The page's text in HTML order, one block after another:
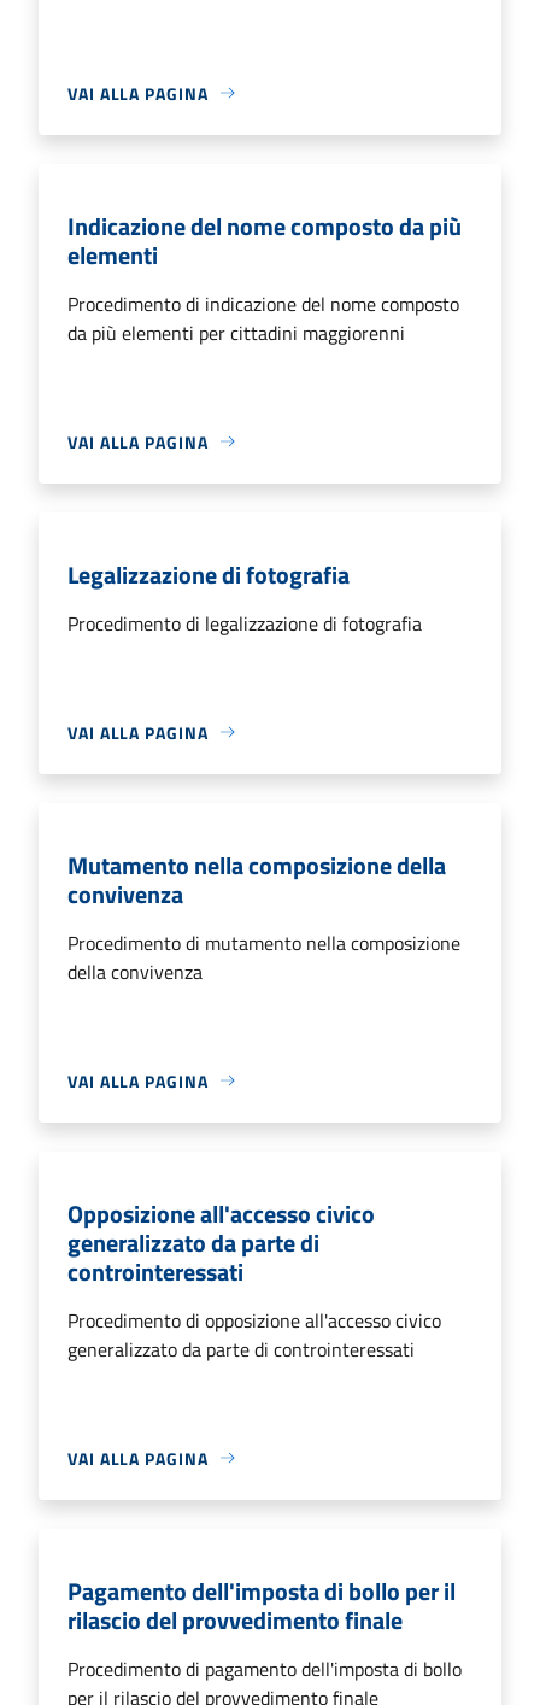
VAI ALLA PAGINA
Indicazione del nome composto da più
elementi
Procedimento di indicazione del nome composto
da più elementi per cittadini maggiorenni
VAI ALLA PAGINA
Legalizzazione di fotografia
Procedimento di legalizzazione di fotografia
VAI ALLA PAGINA
Mutamento nella composizione della
convivenza
Procedimento di mutamento nella composizione
della convivenza
VAI ALLA PAGINA
Opposizione all'accesso civico
generalizzato da parte di
controinteressati
Procedimento di opposizione all'accesso civico
generalizzato da parte di controinteressati
VAI ALLA PAGINA
Pagamento dell'imposta di bollo per il
rilascio del provvedimento finale
Procedimento di pagamento dell'imposta di bollo
per il rilascio del provvedimento finale